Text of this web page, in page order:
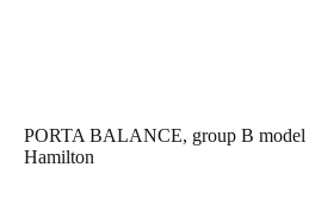
PORTA BALANCE, group B model
Hamilton